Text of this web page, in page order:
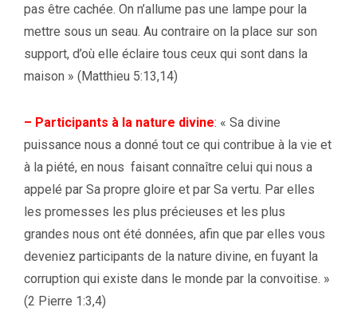
pas être cachée. On n’allume pas une lampe pour la
mettre sous un seau. Au contraire on la place sur son
support, d’où elle éclaire tous ceux qui sont dans la
maison » (Matthieu 5:13,14)
– Participants à la nature divine: « Sa divine
puissance nous a donné tout ce qui contribue à la vie et
à la piété, en nous faisant connaître celui qui nous a
appelé par Sa propre gloire et par Sa vertu. Par elles
les promesses les plus précieuses et les plus
grandes nous ont été données, afin que par elles vous
deveniez participants de la nature divine, en fuyant la
corruption qui existe dans le monde par la convoitise. »
(2 Pierre 1:3,4)